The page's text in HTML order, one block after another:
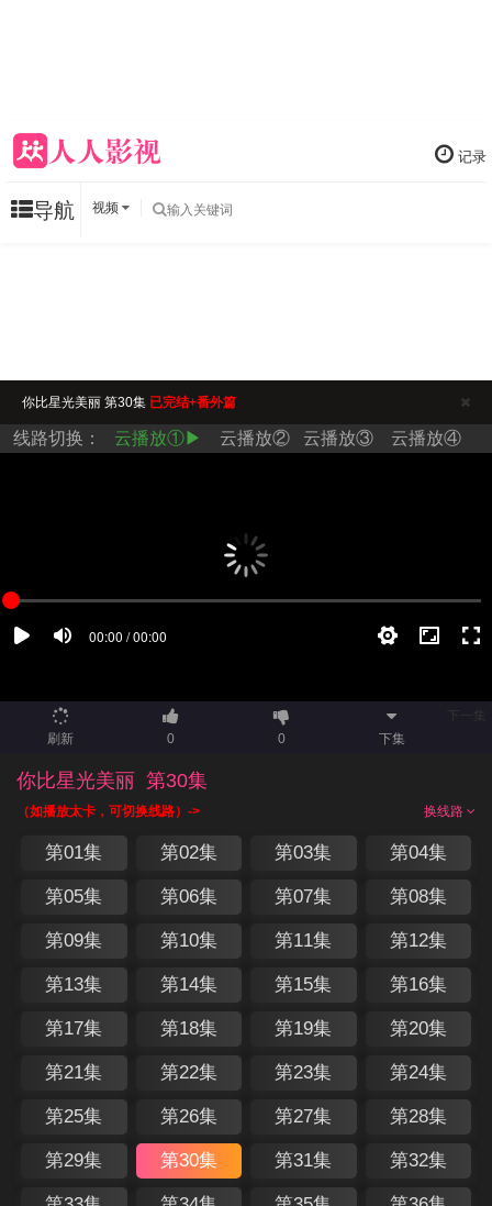
记录
导航 视频
你比星光美丽 第30集 已完结+番外篇
刷新 0 0 下集
你比星光美丽 第30集
换线路
（如播放太卡，可切换线路）->
第01集 第02集 第03集 第04集
第05集 第06集 第07集 第08集
第09集 第10集 第11集 第12集
第13集 第14集 第15集 第16集
第17集 第18集 第19集 第20集
第21集 第22集 第23集 第24集
第25集 第26集 第27集 第28集
第29集 第30集 第31集 第32集